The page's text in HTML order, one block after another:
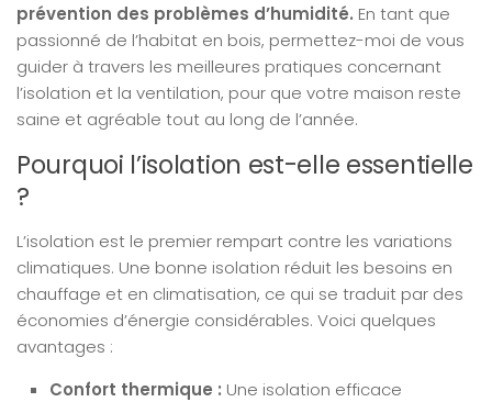
prévention des problèmes d’humidité. En tant que
passionné de l’habitat en bois, permettez-moi de vous
guider à travers les meilleures pratiques concernant
l’isolation et la ventilation, pour que votre maison reste
saine et agréable tout au long de l’année.
Pourquoi l’isolation est-elle essentielle
?
L’isolation est le premier rempart contre les variations
climatiques. Une bonne isolation réduit les besoins en
chauffage et en climatisation, ce qui se traduit par des
économies d’énergie considérables. Voici quelques
avantages :
Confort thermique : Une isolation efficace